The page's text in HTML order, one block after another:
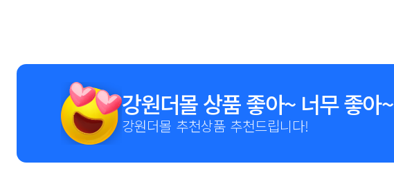
강원더몰 상품 좋아~ 너무 좋아~
강원더몰 추천상품 추천드립니다!